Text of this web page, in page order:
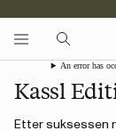
An error has
Kassl
Etter suksessen